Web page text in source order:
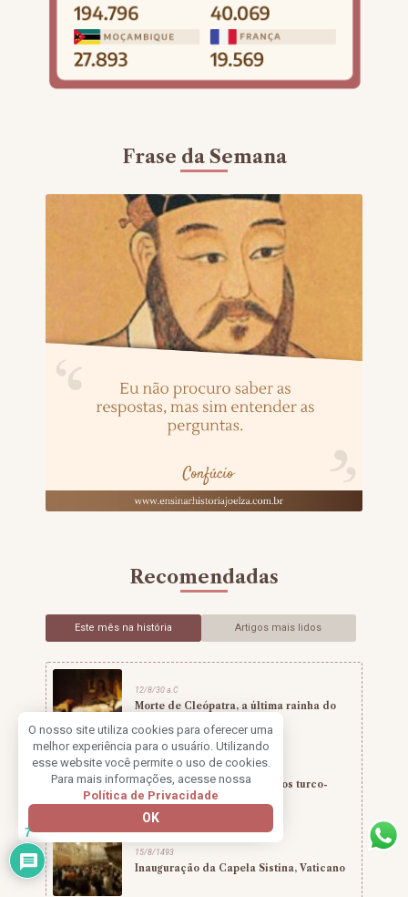
O nosso site utiliza cookies para oferecer uma
melhor experiência para o usuário. Utilizando
esse website você permite o uso de cookies.
Para mais informações, acesse nossa
Política de Privacidade
OK
Frase da Semana
Recomendadas
Este mês na história Artigos mais lidos
12/8/30 a.C
Morte de Cleópatra, a última rainha do
14/08/1480
800 cristãos executados pelos turco-
otomanos
15/8/1493
Inauguração da Capela Sistina, Vaticano
7